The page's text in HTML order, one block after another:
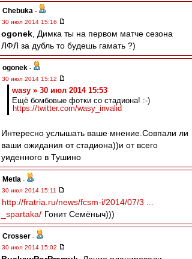
Chebuka -
30 июл 2014 15:16
ogonek , Димка ты на первом матче сезона
ЛФЛ за дубль то будешь гамать ?)
ogonek -
30 июл 2014 15:12
wasy » 30 июл 2014 15:53
Ещё бомбовые фотки со стадиона! :-)
https://twitter.com/wasy_invalid
Интересно услышать ваше мнение.Совпали ли
ваши ожидания от стадиона))и от всего
уиденного в Тушино
Metla -
30 июл 2014 15:11
http://fratria.ru/news/fcsm-i/2014/07/3 ...
_spartaka/ Гонит Семёныч)))
Crosser -
30 июл 2014 15:02